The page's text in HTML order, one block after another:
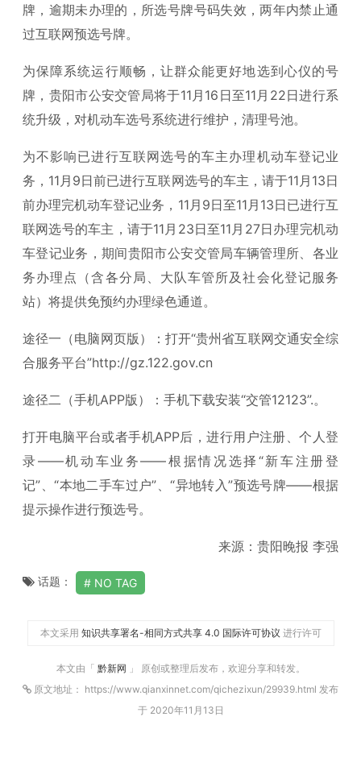
牌，逾期未办理的，所选号牌号码失效，两年内禁止通
过互联网预选号牌。
为保障系统运行顺畅，让群众能更好地选到心仪的号
牌，贵阳市公安交管局将于11月16日至11月22日进行系
统升级，对机动车选号系统进行维护，清理号池。
为不影响已进行互联网选号的车主办理机动车登记业
务，11月9日前已进行互联网选号的车主，请于11月13日
前办理完机动车登记业务，11月9日至11月13日已进行互
联网选号的车主，请于11月23日至11月27日办理完机动
车登记业务，期间贵阳市公安交管局车辆管理所、各业
务办理点（含各分局、大队车管所及社会化登记服务
站）将提供免预约办理绿色通道。
途径一（电脑网页版）：打开“贵州省互联网交通安全综
合服务平台”http://gz.122.gov.cn
途径二（手机APP版）：手机下载安装“交管12123”.。
打开电脑平台或者手机APP后，进行用户注册、个人登
录——机动车业务——根据情况选择“新车注册登
记”、“本地二手车过户”、“异地转入”预选号牌——根据
提示操作进行预选号。
来源：贵阳晚报 李强
话题： NO TAG
本文采用 知识共享署名-相同方式共享 4.0 国际许可协议 进行许可
本文由「 黔新网 」 原创或整理后发布，欢迎分享和转发。
原文地址： https://www.qianxinnet.com/qichezixun/29939.html 发布
于 2020年11月13日